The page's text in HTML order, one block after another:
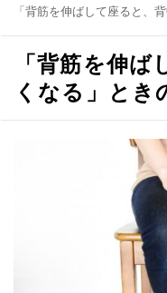
「背筋を伸ばして座ると、
「背筋を伸
くなる」とき